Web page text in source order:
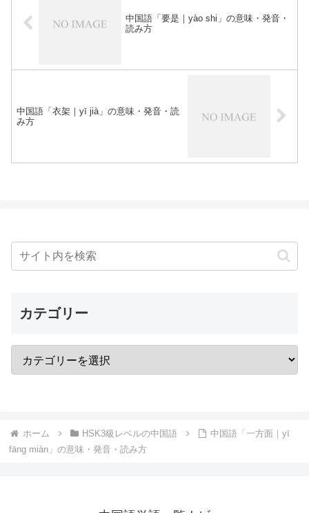
中国語「要是｜yào shi」の意味・発音・
読み方
中国語「衣架｜yī jià」の意味・発音・読
み方
カテゴリー
ホーム HSK3級レベルの中国語
中国語「一方面｜yī
fāng miàn」の意味・発音・読み方